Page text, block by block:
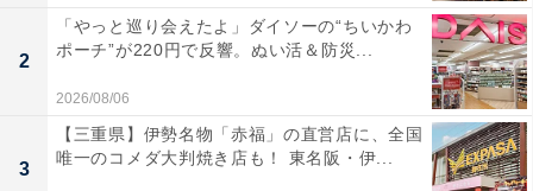
2
「やっと巡り会えたよ」ダイソーの“ちいかわ
ポーチ”が220円で反響。ぬい活＆防災...
2026/08/06
3
【三重県】伊勢名物「赤福」の直営店に、全国
唯一のコメダ大判焼き店も！ 東名阪・伊...